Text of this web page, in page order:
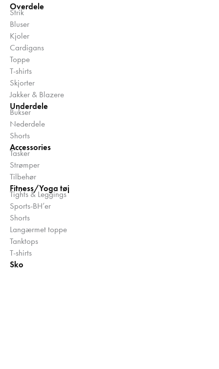
Overdele
Strik
Bluser
Kjoler
Cardigans
Toppe
T-shirts
Skjorter
Jakker & Blazere
Underdele
Bukser
Nederdele
Shorts
Accessories
Tasker
Strømper
Tilbehør
Fitness/Yoga tøj
Tights & Leggings
Sports-BH’er
Shorts
Langærmet toppe
Tanktops
T-shirts
Sko